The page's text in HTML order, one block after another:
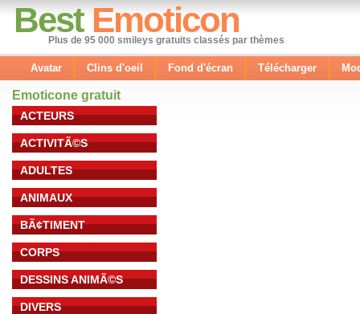
Best Emoticon
Plus de 95 000 smileys gratuits classés par thèmes
Avatar Clins d'oeil Fond d'écran Télécharger
Emoticone gratuit
ACTEURS
ACTIVITÃ©S
ADULTES
ANIMAUX
BÃ¢TIMENT
CORPS
DESSINS ANIMÃ©S
DIVERS